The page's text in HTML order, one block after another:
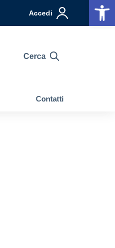
Accedi
Cerca
Contatti